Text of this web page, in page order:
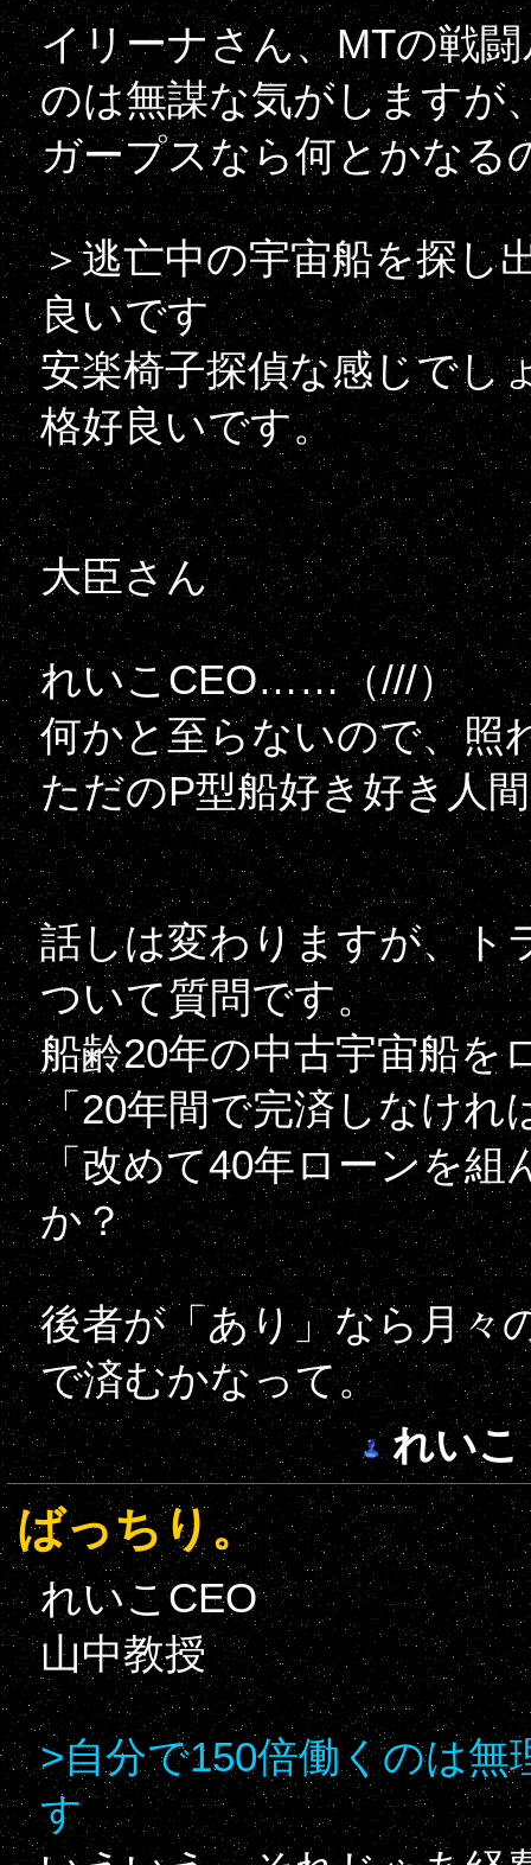
イリーナさん、MTの戦
のは無謀な気がしますが
ガープスなら何とかなる
＞逃亡中の宇宙船を探し
良いです
安楽椅子探偵な感じでし
格好良いです。
大臣さん
れいこCEO……（///）
何かと至らないので、照
ただのP型船好き好き人
話しは変わりますが、ト
ついて質問です。
船齢20年の中古宇宙船を
「20年間で完済しなけれ
「改めて40年ローンを組
か？
後者が「あり」なら月々
で済むかなって。
れいこ
ばっちり。
れいこCEO
山中教授
>自分で150倍働くのは無
す